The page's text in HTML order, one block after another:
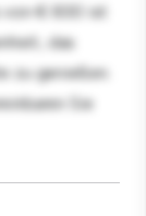
von € 830 ist
das
zu genießen.
Sie